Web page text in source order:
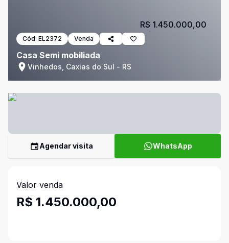
Cód: EL2372 Venda
Casa Semi mobiliada
Vinhedos, Caxias do Sul - RS
R$ 1.450.000,00
Agendar visita WhatsApp
Valor venda
R$ 1.450.000,00